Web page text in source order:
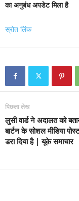
का अनुबंध अपडेट मिला है
स्रोत लिंक
पिछला लेख
लुसी वार्ड ने अदालत को
बार्टन के सोशल मीडिया
डरा दिया है | यूके समाचार